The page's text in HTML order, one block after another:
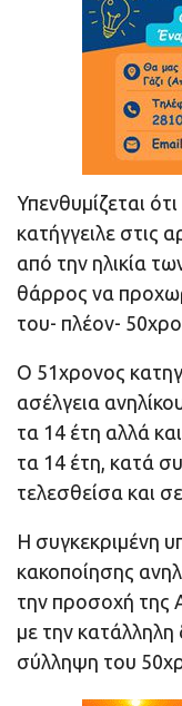
Υπενθυμίζεται
κατήγγειλε στις
από την ηλικία
θάρρος να
του- πλέον-
Ο 51χρονος
ασέλγεια
τα 14 έτη αλλά
τα 14 έτη, κατά
τελεσθείσα και
Η συγκεκριμένη
κακοποίησης
την προσοχή της
με την
σύλληψη του